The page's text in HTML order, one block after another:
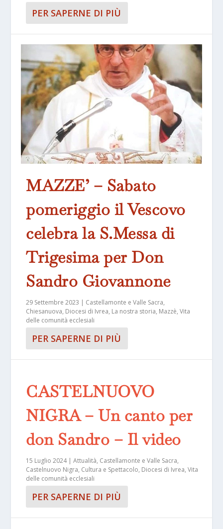
PER SAPERNE DI PIÙ
MAZZE’ – Sabato
pomeriggio il Vescovo
celebra la S.Messa di
Trigesima per Don
Sandro Giovannone
29 Settembre 2023 | Castellamonte e Valle Sacra,
Chiesanuova, Diocesi di Ivrea, La nostra storia, Mazzè,Vita
delle comunità ecclesiali
PER SAPERNE DI PIÙ
CASTELNUOVO
NIGRA – Un canto per
don Sandro – Il video
15 Luglio 2024|Attualità, Castellamonte e Valle Sacra,
Castelnuovo Nigra, Cultura e Spettacolo, Diocesi di Ivrea,Vita
delle comunità ecclesiali
PER SAPERNE DI PIÙ